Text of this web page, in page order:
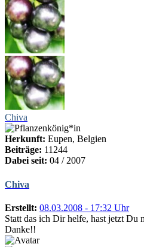
Chiva
Herkunft: Eupen, Belgien
Beiträge: 11244
Dabei seit: 04 / 2007
Chiva
Erstellt: 08.03.2008 - 17:32 Uhr
Statt das ich Dir helfe, hast jetzt Du
Danke!!